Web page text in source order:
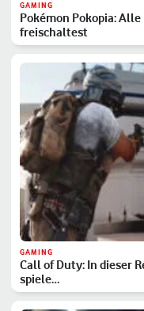
GAMING
Pokémon Pokopia:
freischaltest
GAMING
Call of Duty: In dieser
spiele…